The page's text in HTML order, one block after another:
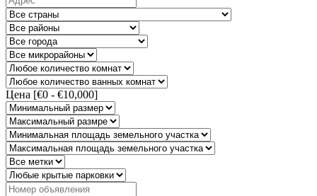
Цена [€0 - €10,000]